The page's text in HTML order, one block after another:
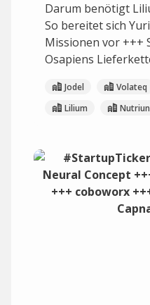
Darum benötigt
So bereitet sich
Missionen vor +++
Osapiens
Jodel Volateq
Lilium